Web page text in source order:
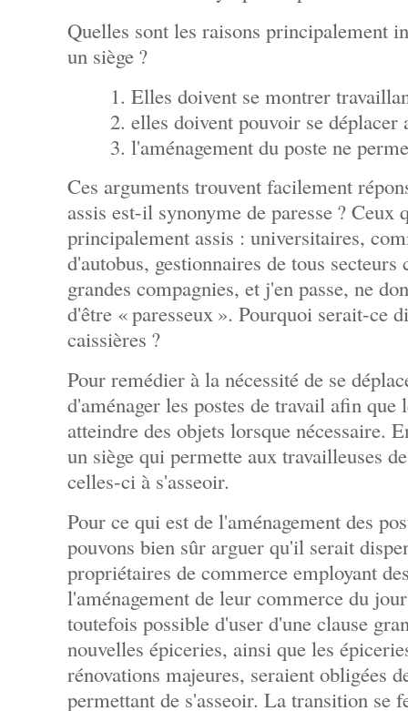
Quelles sont les raisons principalement
un siège ?
Elles doivent se montrer
elles doivent pouvoir se déplacer
l'aménagement du poste ne
Ces arguments trouvent facilement
assis est-il synonyme de paresse ? Ceux
principalement assis : universitaires,
d'autobus, gestionnaires de tous
grandes compagnies, et j'en passe, ne
d'être « paresseux ». Pourquoi serait-ce
caissières ?
Pour remédier à la nécessité de se
d'aménager les postes de travail afin que
atteindre des objets lorsque nécessaire.
un siège qui permette aux travailleuses
celles-ci à s'asseoir.
Pour ce qui est de l'aménagement des
pouvons bien sûr arguer qu'il serait
propriétaires de commerce employant
l'aménagement de leur commerce du
toutefois possible d'user d'une clause
nouvelles épiceries, ainsi que les
rénovations majeures, seraient obligées
permettant de s'asseoir. La transition se